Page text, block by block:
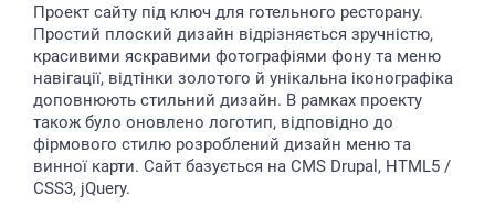
Проект сайту під ключ для готельного ресторану.
Простий плоский дизайн відрізняється зручністю,
красивими яскравими фотографіями фону та меню
навігації, відтінки золотого й унікальна іконографіка
доповнюють стильний дизайн. В рамках проекту
також було оновлено логотип, відповідно до
фірмового стилю розроблений дизайн меню та
винної карти. Сайт базується на CMS Drupal, HTML5 /
CSS3, jQuery.